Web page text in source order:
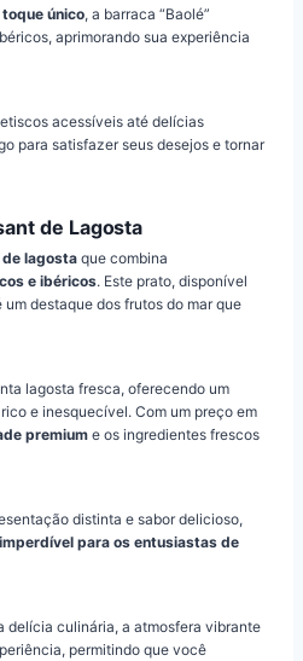
toque único, a barraca “Baolé”
aprimorando sua experiência
acessíveis até delícias
para satisfazer seus desejos e tornar
de Lagosta
lagostaque combina
e ibéricos. Este prato, disponível
um destaque dos frutos do mar que
lagosta fresca, oferecendo um
e inesquecível. Com um preço em
premiume os ingredientes frescos
distinta e sabor delicioso,
para os entusiastas de
delícia culinária, a atmosfera vibrante
permitindo que você